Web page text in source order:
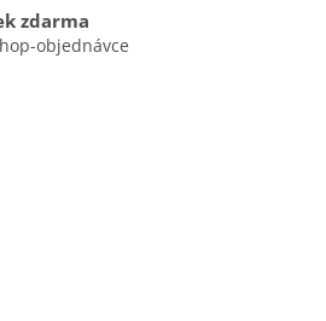
zdarma
objednávce